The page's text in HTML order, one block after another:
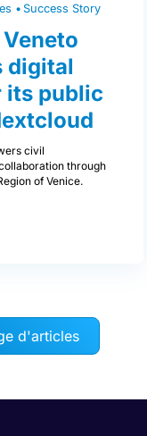
Success Story
digital
its public
civil
through
of Venice.
d'articles